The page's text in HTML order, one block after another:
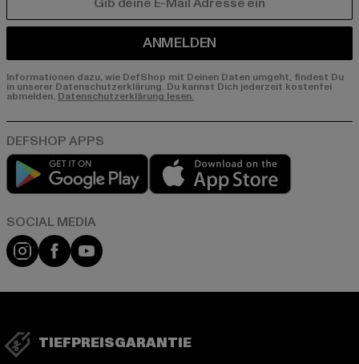
ANMELDEN
Informationen dazu, wie DefShop mit Deinen Daten umgeht, findest Du
in unserer Datenschutzerklärung. Du kannst Dich jederzeit kostenfei
abmelden. Datenschutzerklärung lesen.
Play market
Instagram
FacebookYouTube
TIEFPREISGARANTIE